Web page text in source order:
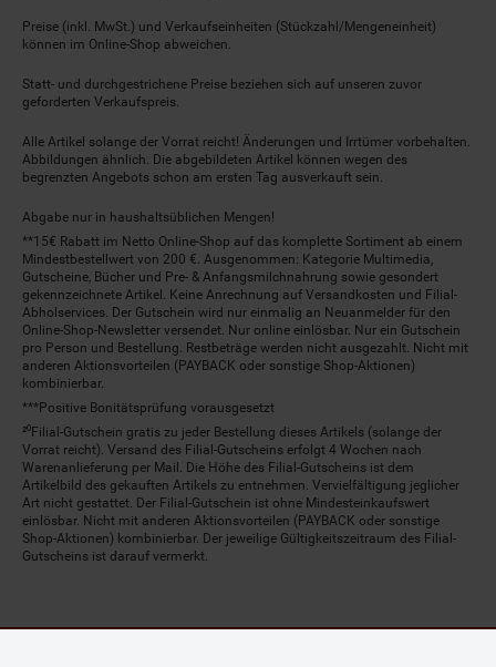
Preise (inkl. MwSt.) und Verkaufseinheiten (Stückzahl/Mengeneinheit)
können im Online-Shop abweichen.
Statt- und durchgestrichene Preise beziehen sich auf unseren zuvor
geforderten Verkaufspreis.
Alle Artikel solange der Vorrat reicht! Änderungen und Irrtümer vorbehalten.
Abbildungen ähnlich. Die abgebildeten Artikel können wegen des
begrenzten Angebots schon am ersten Tag ausverkauft sein.
Abgabe nur in haushaltsüblichen Mengen!
**15€ Rabatt im Netto Online-Shop auf das komplette Sortiment ab einem
Mindestbestellwert von 200 €. Ausgenommen: Kategorie Multimedia,
Gutscheine, Bücher und Pre- & Anfangsmilchnahrung sowie gesondert
gekennzeichnete Artikel. Keine Anrechnung auf Versandkosten und Filial-
Abholservices. Der Gutschein wird nur einmalig an Neuanmelder für den
Online-Shop-Newsletter versendet. Nur online einlösbar. Nur ein Gutschein
pro Person und Bestellung. Restbeträge werden nicht ausgezahlt. Nicht mit
anderen Aktionsvorteilen (PAYBACK oder sonstige Shop-Aktionen)
kombinierbar.
***Positive Bonitätsprüfung vorausgesetzt
²⁰Filial-Gutschein gratis zu jeder Bestellung dieses Artikels (solange der
Vorrat reicht). Versand des Filial-Gutscheins erfolgt 4 Wochen nach
Warenanlieferung per Mail. Die Höhe des Filial-Gutscheins ist dem
Artikelbild des gekauften Artikels zu entnehmen. Vervielfältigung jeglicher
Art nicht gestattet. Der Filial-Gutschein ist ohne Mindesteinkaufswert
einlösbar. Nicht mit anderen Aktionsvorteilen (PAYBACK oder sonstige
Shop-Aktionen) kombinierbar. Der jeweilige Gültigkeitszeitraum des Filial-
Gutscheins ist darauf vermerkt.